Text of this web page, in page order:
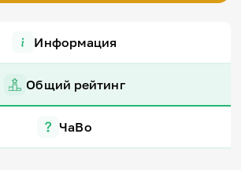
Информация
Общий рейтинг
ЧаВо